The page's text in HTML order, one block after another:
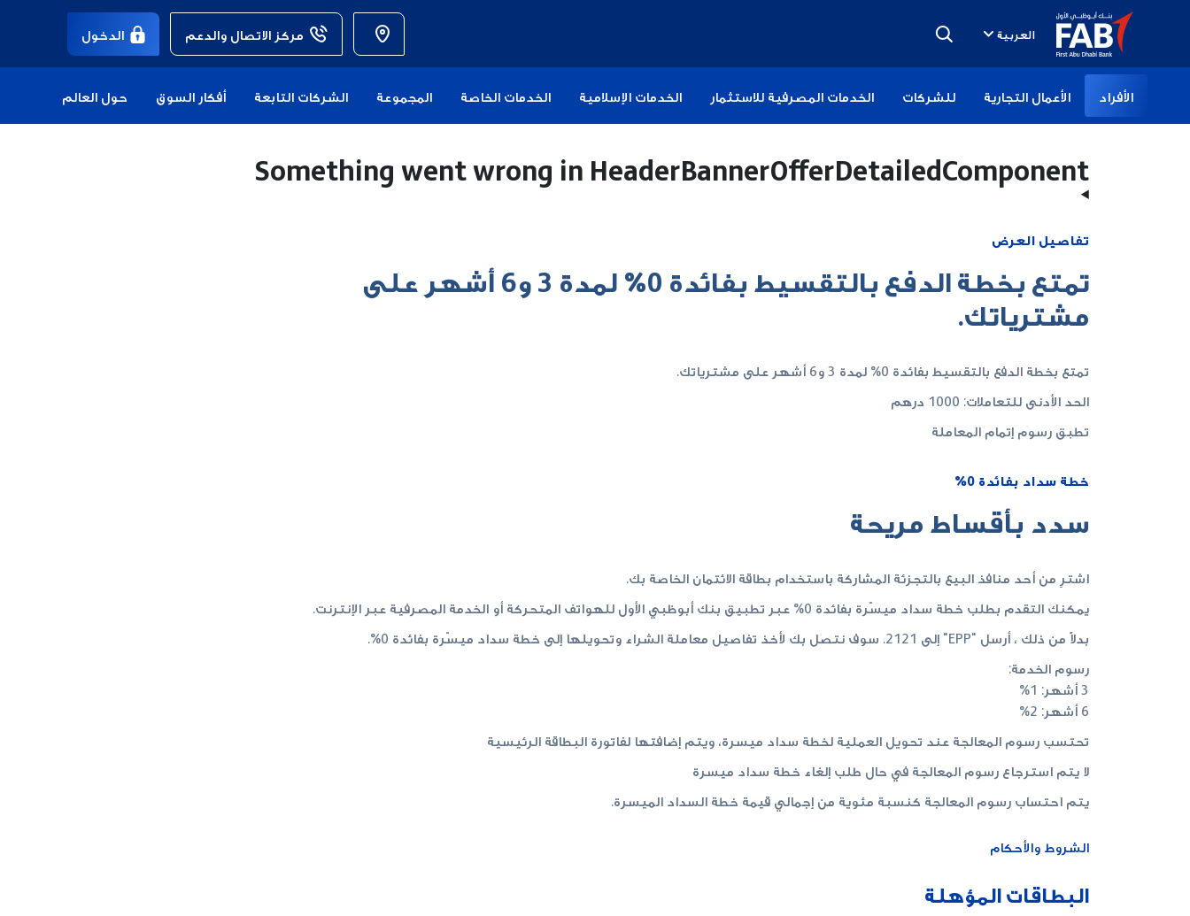
العربية مركز الاتصال والدعم الدخول
الأفراد الأعمال التجارية للشركات الخدمات المصرفية للاستثمار الخدمات الإسلامية الخدمات الخاصة المجموعة الشركات التابعة أفكار السوق حول العالم
Something went wrong in HeaderBannerOfferDetailedComponent
تفاصيل العرض
تمتع بخطة الدفع بالتقسيط بفائدة 0% لمدة 3 و6 أشهر على
مشترياتك.
تمتع بخطة الدفع بالتقسيط بفائدة 0% لمدة 3 و6 أشهر على مشترياتك.
الحد الأدنى للتعاملات: 1000 درهم
تطبق رسوم إتمام المعاملة
خطة سداد بفائدة 0%
سدد بأقساط مريحة
اشترِ من أحد منافذ البيع بالتجزئة المشاركة باستخدام بطاقة الائتمان الخاصة بك.
يمكنك التقدم بطلب خطة سداد ميسّرة بفائدة 0% عبر تطبيق بنك أبوظبي الأول للهواتف المتحركة أو الخدمة المصرفية عبر الإنترنت.
بدلاً من ذلك ، أرسل "EPP" إلى 2121. سوف نتصل بك لأخذ تفاصيل معاملة الشراء وتحويلها إلى خطة سداد ميسّرة بفائدة 0%.
رسوم الخدمة:
3 أشهر: 1%
6 أشهر: 2%
تحتسب رسوم المعالجة عند تحويل العملية لخطة سداد ميسرة، ويتم إضافتها لفاتورة البطاقة الرئيسية
لا يتم استرجاع رسوم المعالجة في حال طلب إلغاء خطة سداد ميسرة
يتم احتساب رسوم المعالجة كنسبة مئوية من إجمالي قيمة خطة السداد الميسرة.
الشروط والأحكام
البطاقات المؤهلة